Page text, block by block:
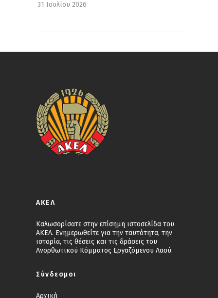
31 Ιουλίου 2026
ΑΚΕΛ
Καλωσορίσατε στην επίσημη ιστοσελίδα του
ΑΚΕΛ. Ενημερωθείτε για την ταυτότητα, την
ιστορία, τις θέσεις και τις δράσεις του
Ανορθωτικού Κόμματος Εργαζόμενου Λαού.
Σύνδεσμοι
Αρχική